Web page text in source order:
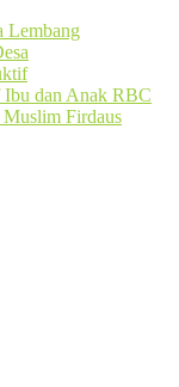
Lembang
dan Anak RBC
Muslim Firdaus